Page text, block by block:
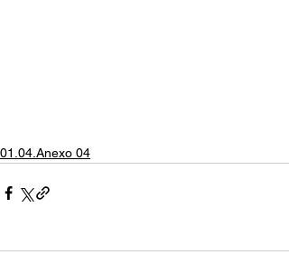
01.04.Anexo 04